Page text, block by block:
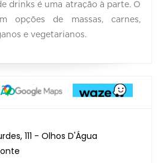
drinks é uma atração à parte. O
opções de massas, carnes,
e vegetarianos.
111 - Olhos D'Água